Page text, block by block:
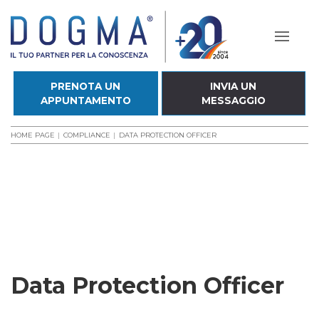
PRENOTA UN
APPUNTAMENTO
INVIA UN
MESSAGGIO
HOME PAGE COMPLIANCE DATA PROTECTION OFFICER
Data Protection Officer